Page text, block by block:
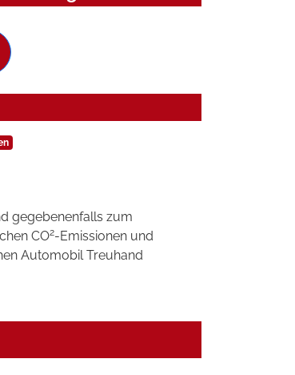
gegebenenfalls zum
CO2-Emissionen und
Automobil Treuhand